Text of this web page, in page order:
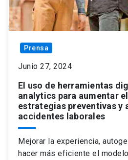
Prensa
Junio 27, 2024
El uso de herramientas
analytics para aumentar
estrategias preventivas y
accidentes laborales
Mejorar la experiencia,
hacer más eficiente el